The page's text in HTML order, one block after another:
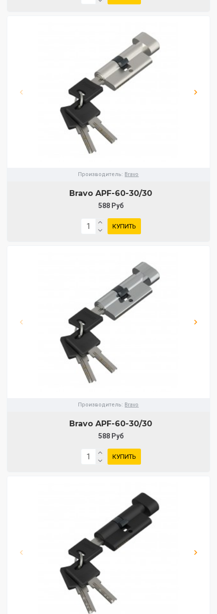
Производитель: Bravo
Bravo AРF-60-30/30
588 Руб
КУПИТЬ
Производитель: Bravo
Bravo AРF-60-30/30
588 Руб
КУПИТЬ